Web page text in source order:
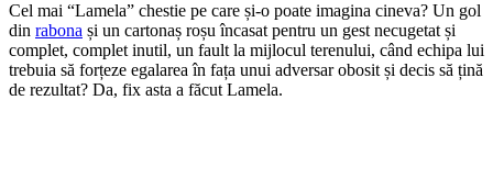
Cel mai “Lamela” chestie pe care și-o poate imagina cineva? Un gol
din rabona și un cartonaș roșu încasat pentru un gest necugetat și
complet, complet inutil, un fault la mijlocul terenului, când echipa lui
trebuia să forțeze egalarea în fața unui adversar obosit și decis să țină
de rezultat? Da, fix asta a făcut Lamela.